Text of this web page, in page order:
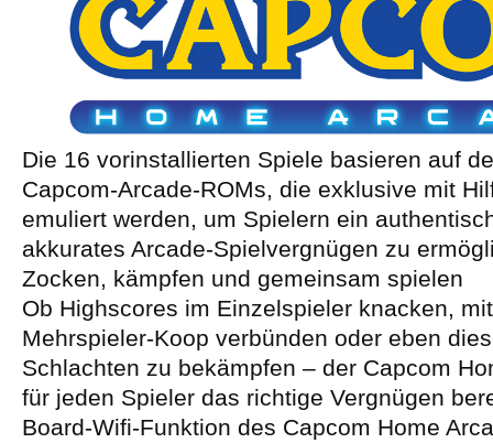
Die 16 vorinstallierten Spiele basieren auf
Capcom-Arcade-ROMs, die exklusive mit
emuliert werden, um Spielern ein
akkurates Arcade-Spielvergnügen zu
Zocken, kämpfen und gemeinsam spielen
Ob Highscores im Einzelspieler knacken,
Mehrspieler-Koop verbünden oder eben
Schlachten zu bekämpfen – der Capcom
für jeden Spieler das richtige Vergnügen
Board-Wifi-Funktion des Capcom Home